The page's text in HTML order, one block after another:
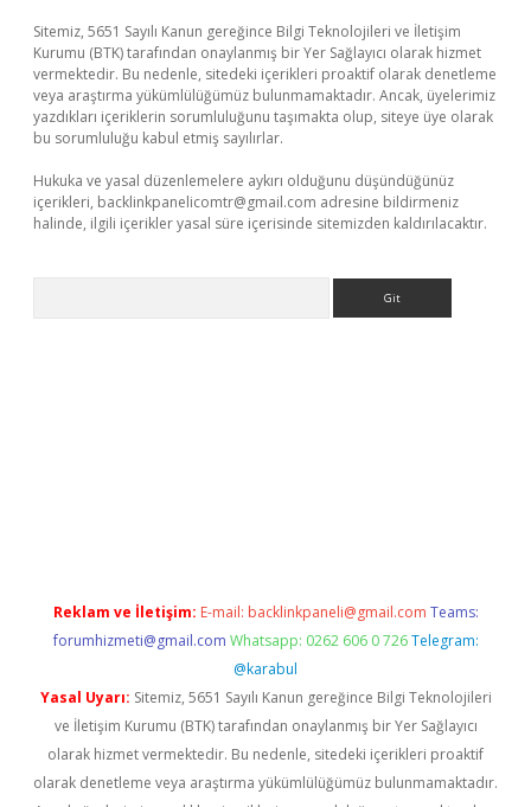
Sitemiz, 5651 Sayılı Kanun gereğince Bilgi Teknolojileri ve İletişim
Kurumu (BTK) tarafından onaylanmış bir Yer Sağlayıcı olarak hizmet
vermektedir. Bu nedenle, sitedeki içerikleri proaktif olarak denetleme
veya araştırma yükümlülüğümüz bulunmamaktadır. Ancak, üyelerimiz
yazdıkları içeriklerin sorumluluğunu taşımakta olup, siteye üye olarak
bu sorumluluğu kabul etmiş sayılırlar.
Hukuka ve yasal düzenlemelere aykırı olduğunu düşündüğünüz
içerikleri, backlinkpanelicomtr@gmail.com adresine bildirmeniz
halinde, ilgili içerikler yasal süre içerisinde sitemizden kaldırılacaktır.
Reklam ve İletişim: E-mail: backlinkpaneli@gmail.com Teams:
forumhizmeti@gmail.com Whatsapp: 0262 606 0 726 Telegram:
@karabul
Yasal Uyarı: Sitemiz, 5651 Sayılı Kanun gereğince Bilgi Teknolojileri
ve İletişim Kurumu (BTK) tarafından onaylanmış bir Yer Sağlayıcı
olarak hizmet vermektedir. Bu nedenle, sitedeki içerikleri proaktif
olarak denetleme veya araştırma yükümlülüğümüz bulunmamaktadır.